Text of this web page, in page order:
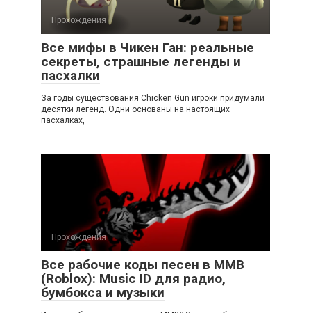
Прохождения
Все мифы в Чикен Ган: реальные
секреты, страшные легенды и
пасхалки
За годы существования Chicken Gun игроки придумали
десятки легенд. Одни основаны на настоящих
пасхалках,
Прохождения
Все рабочие коды песен в ММВ
(Roblox): Music ID для радио,
бумбокса и музыки